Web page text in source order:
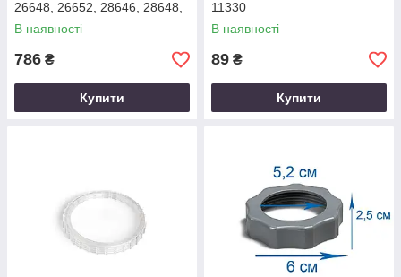
26648, 26652, 28646, 28648,
28652, комбі-пісочного
28676, 28678,
В наявності
786 ₴
Купити
11330
В наявності
89 ₴
Купити